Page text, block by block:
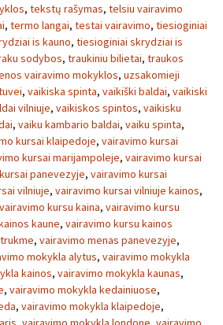
, tekstų rašymas, telsiu vairavimo
, termo langai, testai vairavimo, tiesioginiai
is kauno, tiesioginiai skrydziai is
sodybos, traukiniu bilietai, traukos
vairavimo mokyklos, uzsakomieji
, vaikiska spinta, vaikiški baldai, vaikiski
vilniuje, vaikiskos spintos, vaikisku
, vaiku kambario baldai, vaiku spinta,
kursai klaipedoje, vairavimo kursai
kursai marijampoleje, vairavimo kursai
panevezyje, vairavimo kursai
vilniuje, vairavimo kursai vilniuje kainos,
vairavimo kursu kaina, vairavimo kursu
kaune, vairavimo kursu kainos
, vairavimo menas panevezyje,
mokykla alytus, vairavimo mokykla
kainos, vairavimo mokykla kaunas,
, vairavimo mokykla kedainiuose,
, vairavimo mokykla klaipedoje,